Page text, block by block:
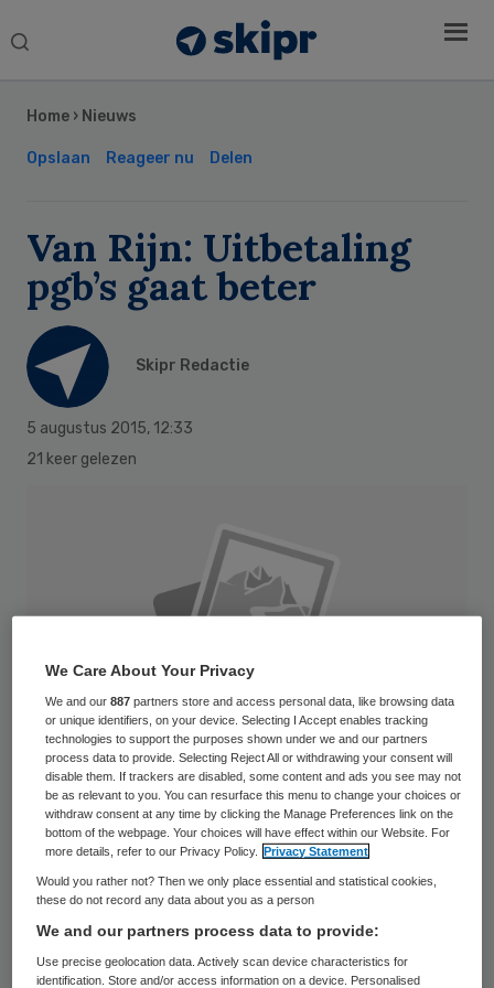
Search
Home › Nieuws
Opslaan Reageer nu Delen
Van Rijn: Uitbetaling
pgb’s gaat beter
Skipr Redactie
5 augustus 2015, 12:33
21 keer gelezen
Het gaat beter met de uitbetaling van
persoonsgebonden budgetten (pgb). 95
procent van declaraties die tussen 22 juni
tot en met 19 juli zijn ingediend is op tijd
Sidebar
We Care About Your Privacy
We and our887 partners store and access personal data, like browsing data
or unique identifiers, on your device. Selecting I Accept enables tracking
technologies to support the purposes shown under we and our partners
process data to provide. Selecting Reject All or withdrawing your consent will
disable them. If trackers are disabled, some content and ads you see may not
be as relevant to you. You can resurface this menu to change your choices or
withdraw consent at any time by clicking the Manage Preferences link on the
bottom of the webpage. Your choices will have effect within our Website. For
more details, refer to our Privacy Policy.
Privacy Statement
Would you rather not? Then we only place essential and statistical cookies,
these do not record any data about you as a person
We and our partners process data to provide:
Use precise geolocation data. Actively scan device characteristics for
identification. Store and/or access information on a device. Personalised